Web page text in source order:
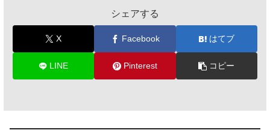
シェアする
X Facebook はてブ
LINE Pinterest コピー